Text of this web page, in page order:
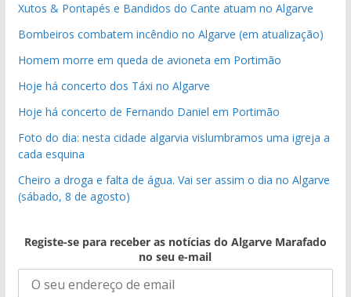
Xutos & Pontapés e Bandidos do Cante atuam no Algarve
Bombeiros combatem incêndio no Algarve (em atualização)
Homem morre em queda de avioneta em Portimão
Hoje há concerto dos Táxi no Algarve
Hoje há concerto de Fernando Daniel em Portimão
Foto do dia: nesta cidade algarvia vislumbramos uma igreja a
cada esquina
Cheiro a droga e falta de água. Vai ser assim o dia no Algarve
(sábado, 8 de agosto)
Registe-se para receber as notícias do Algarve Marafado
no seu e-mail